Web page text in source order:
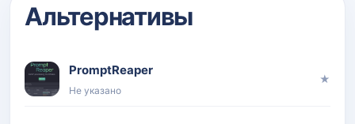
Альтернативы
PromptReaper
Не указано
★